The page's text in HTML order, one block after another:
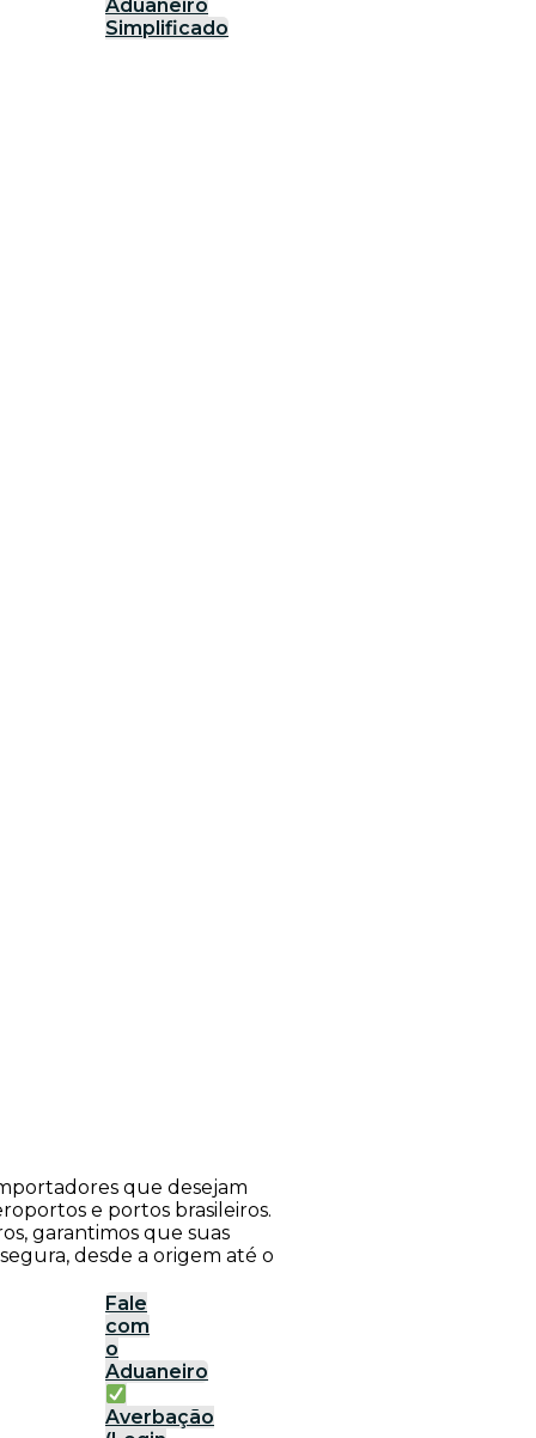
Aduaneiro
Simplificado
que desejam
e portos brasileiros.
garantimos que suas
desde a origem até o
Fale
com
o
Aduaneiro
Averbação